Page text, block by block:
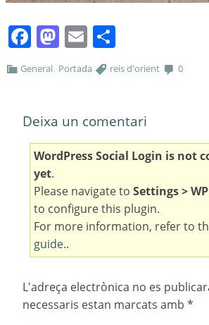
Facebook
Mastodon
Email
General, Portada reis d'orient 0
Deixa un comentari
WordPress Social Login is not
yet.
Please navigate to Settings >
to configure this plugin.
For more information, refer to
guide..
L'adreça electrònica no es
necessaris estan marcats amb *